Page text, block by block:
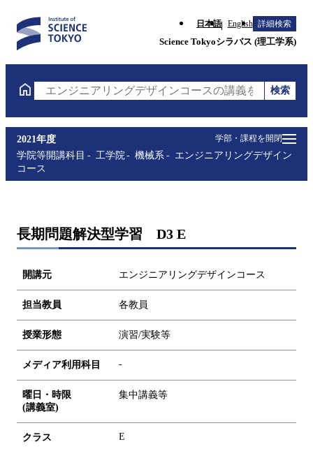
日本語 English 詳細検索
Science Tokyoシラバス (理工学系)
エンジニアリングデザインコースの講義を検索（講
検索
学部・課程を開閉
2021年度
学院等開講科目
工学院 機械系
エンジニアリングデザイン
コース
長期問題解決型学習 D3 E
開講元 エンジニアリングデザインコース
担当教員 各教員
授業形態 演習/実験等
メディア利用科目 -
曜日・時限
(講義室)
集中講義等
クラス E